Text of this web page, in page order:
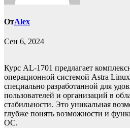
ОтAlex
Сен 6, 2024
Курс AL-1701 предлагает
операционной системой Astra
специально разработанной для
пользователей и организаций в
стабильности. Это уникальная
глубже понять возможности и
ОС.